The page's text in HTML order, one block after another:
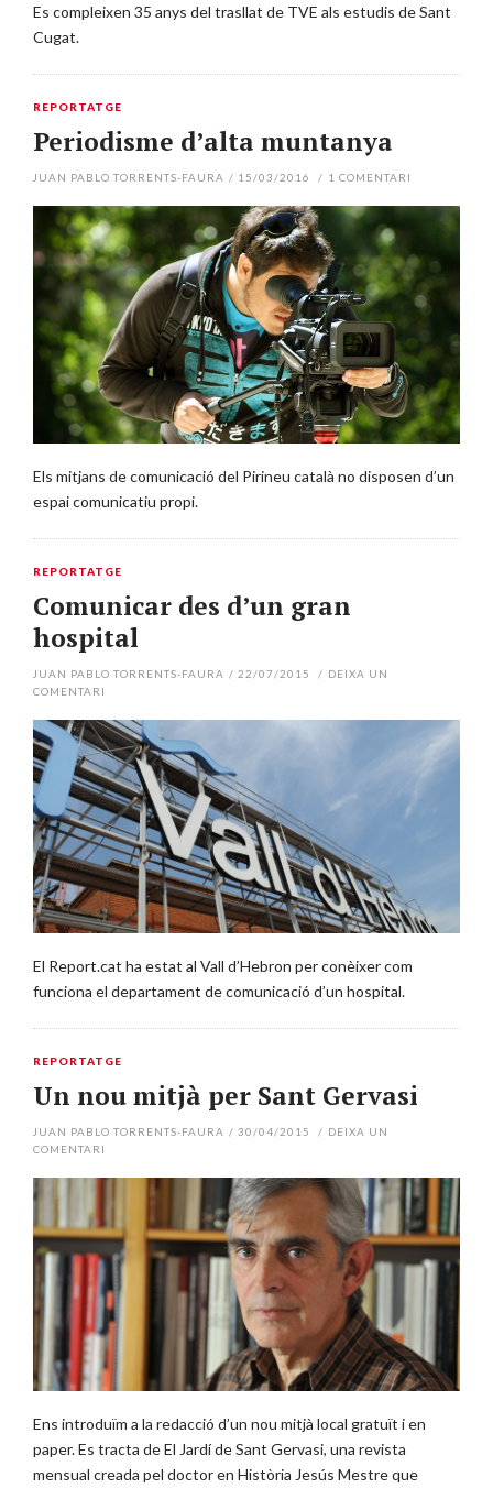
Es compleixen 35 anys del trasllat de TVE als estudis de Sant
Cugat.
REPORTATGE
Periodisme d’alta muntanya
JUAN PABLO TORRENTS-FAURA / 15/03/2016 / 1 COMENTARI
Els mitjans de comunicació del Pirineu català no disposen d’un
espai comunicatiu propi.
REPORTATGE
Comunicar des d’un gran
hospital
JUAN PABLO TORRENTS-FAURA / 22/07/2015 / DEIXA UN
COMENTARI
El Report.cat ha estat al Vall d’Hebron per conèixer com
funciona el departament de comunicació d’un hospital.
REPORTATGE
Un nou mitjà per Sant Gervasi
JUAN PABLO TORRENTS-FAURA / 30/04/2015 / DEIXA UN
COMENTARI
Ens introduïm a la redacció d’un nou mitjà local gratuït i en
paper. Es tracta de El Jardí de Sant Gervasi, una revista
mensual creada pel doctor en Història Jesús Mestre que